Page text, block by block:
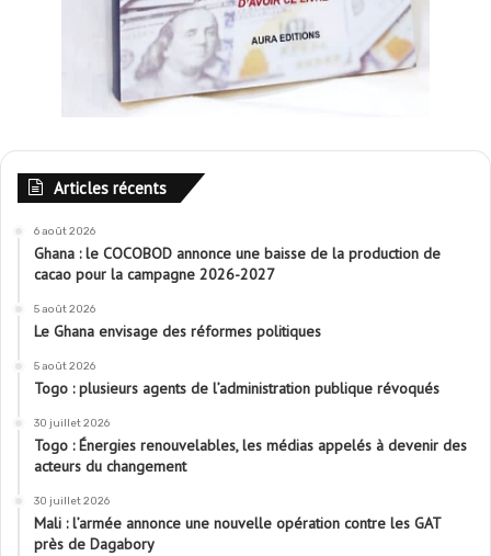
Articles récents
6 août 2026
Ghana : le COCOBOD annonce une baisse de la production de
cacao pour la campagne 2026-2027
5 août 2026
Le Ghana envisage des réformes politiques
5 août 2026
Togo : plusieurs agents de l’administration publique révoqués
30 juillet 2026
Togo : Énergies renouvelables, les médias appelés à devenir des
acteurs du changement
30 juillet 2026
Mali : l’armée annonce une nouvelle opération contre les GAT
près de Dagabory